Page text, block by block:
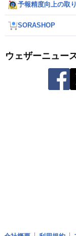
予報精度向上の取
SORASHOP
ウェザーニュー